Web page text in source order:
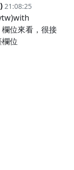
21:08:25
位來看，很接
位